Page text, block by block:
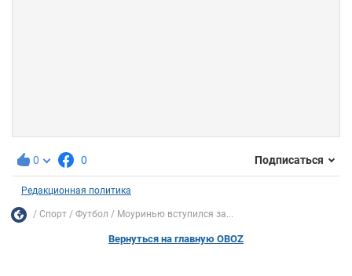
0 0 Подписаться
Редакционная политика
Спорт Футбол Моуринью вступился за...
Вернуться на главную OBOZ